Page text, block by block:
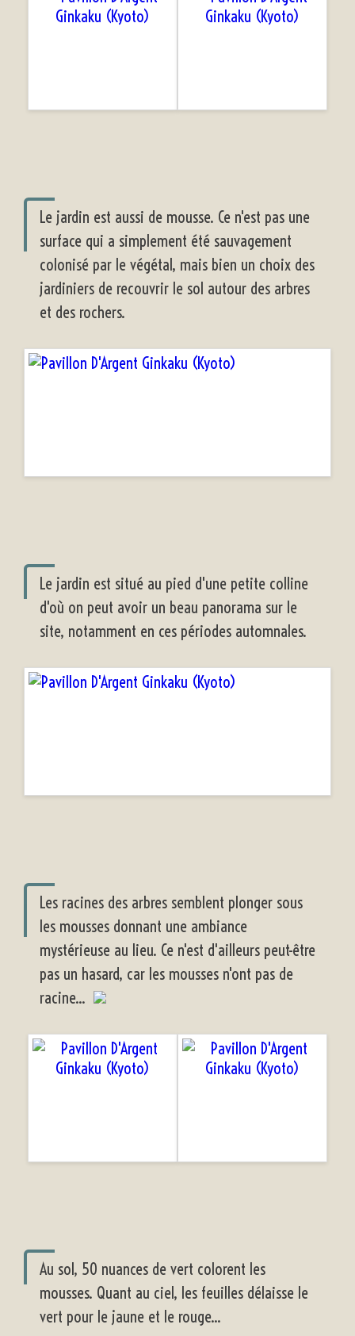
Le jardin est aussi de mousse. Ce n'est pas une
surface qui a simplement été sauvagement
colonisé par le végétal, mais bien un choix des
jardiniers de recouvrir le sol autour des arbres
et des rochers.
Le jardin est situé au pied d'une petite colline
d'où on peut avoir un beau panorama sur le
site, notamment en ces périodes automnales.
Les racines des arbres semblent plonger sous
les mousses donnant une ambiance
mystérieuse au lieu. Ce n'est d'ailleurs peut-être
pas un hasard, car les mousses n'ont pas de
racine...
Au sol, 50 nuances de vert colorent les
mousses. Quant au ciel, les feuilles délaisse le
vert pour le jaune et le rouge...